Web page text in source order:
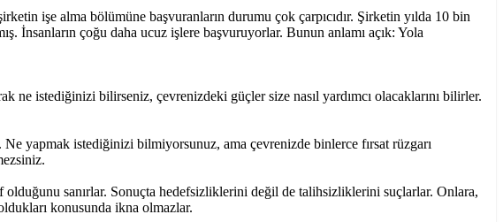
işe alma bölümüne başvuranların durumu çok çarpıcıdır. Şirketin yılda 10 bin
İnsanların çoğu daha ucuz işlere başvuruyorlar. Bunun anlamı açık: Yola
istediğinizi bilirseniz, çevrenizdeki güçler size nasıl yardımcı olacaklarını bilirler.
yapmak istediğinizi bilmiyorsunuz, ama çevrenizde binlerce fırsat rüzgarı
olduğunu sanırlar. Sonuçta hedefsizliklerini değil de talihsizliklerini suçlarlar. Onlara,
konusunda ikna olmazlar.